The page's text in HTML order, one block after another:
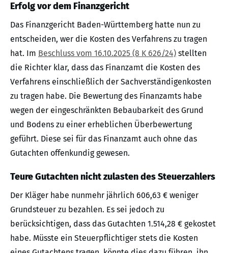
Erfolg vor dem Finanzgericht
Das Finanzgericht Baden-Württemberg hatte nun zu
entscheiden, wer die Kosten des Verfahrens zu tragen
hat. Im Beschluss vom 16.10.2025 (8 K 626/24) stellten
die Richter klar, dass das Finanzamt die Kosten des
Verfahrens einschließlich der Sachverständigenkosten
zu tragen habe. Die Bewertung des Finanzamts habe
wegen der eingeschränkten Bebaubarkeit des Grund
und Bodens zu einer erheblichen Überbewertung
geführt. Diese sei für das Finanzamt auch ohne das
Gutachten offenkundig gewesen.
Teure Gutachten nicht zulasten des Steuerzahlers
Der Kläger habe nunmehr jährlich 606,63 € weniger
Grundsteuer zu bezahlen. Es sei jedoch zu
berücksichtigen, dass das Gutachten 1.514,28 € gekostet
habe. Müsste ein Steuerpflichtiger stets die Kosten